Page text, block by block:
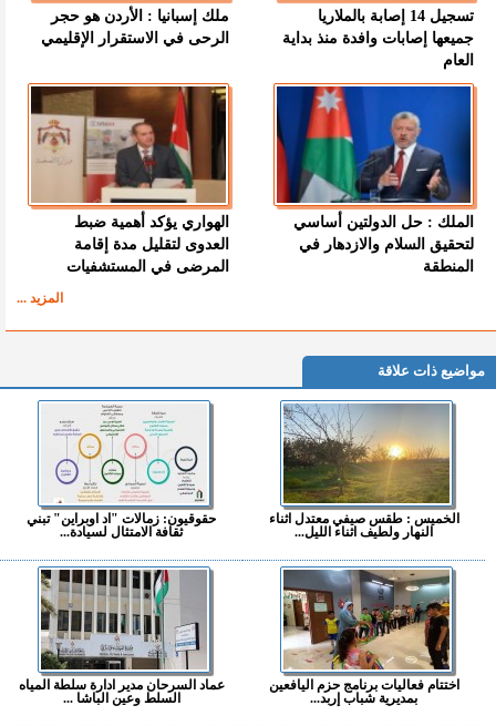
تسجيل 14 إصابة بالملاريا
جميعها إصابات وافدة منذ بداية
العام
ملك إسبانيا : الأردن هو حجر
الرحى في الاستقرار الإقليمي
الملك : حل الدولتين أساسي
لتحقيق السلام والازدهار في
المنطقة
الهواري يؤكد أهمية ضبط
العدوى لتقليل مدة إقامة
المرضى في المستشفيات
المزيد ...
مواضيع ذات علاقة
الخميس : طقس صيفي معتدل اثناء
النهار ولطيف اثناء الليل...
حقوقيون: زمالات "اد اوبراين" تبني
ثقافة الامتثال لسيادة...
اختتام فعاليات برنامج حزم اليافعين
بمديرية شباب إربد...
عماد السرحان مدير ادارة سلطة المياه
السلط وعين الباشا ...